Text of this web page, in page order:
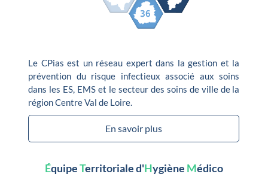
Le CPias est un réseau expert dans la gestion et la
prévention du risque infectieux associé aux soins
dans les ES, EMS et le secteur des soins de ville de la
région Centre Val de Loire.
En savoir plus
ÉquipeTerritoriale d'Hygiène Médico